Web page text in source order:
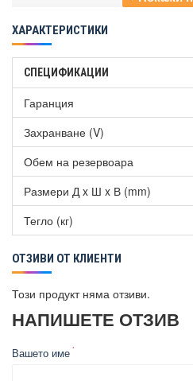
ХАРАКТЕРИСТИКИ
СПЕЦИФИКАЦИИ
Гаранция
Захранване (V)
Обем на резервоара
Размери Д x Ш x В (mm)
Тегло (кг)
ОТЗИВИ ОТ КЛИЕНТИ
Този продукт няма отзиви.
НАПИШЕТЕ ОТЗИВ
Вашето име